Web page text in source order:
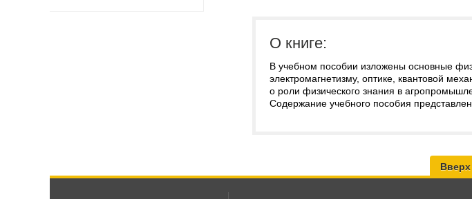
О книге:
В учебном пособии изложены основные
электромагнетизму, оптике, квантовой
о роли физического знания в
Содержание учебного пособия
Вверх